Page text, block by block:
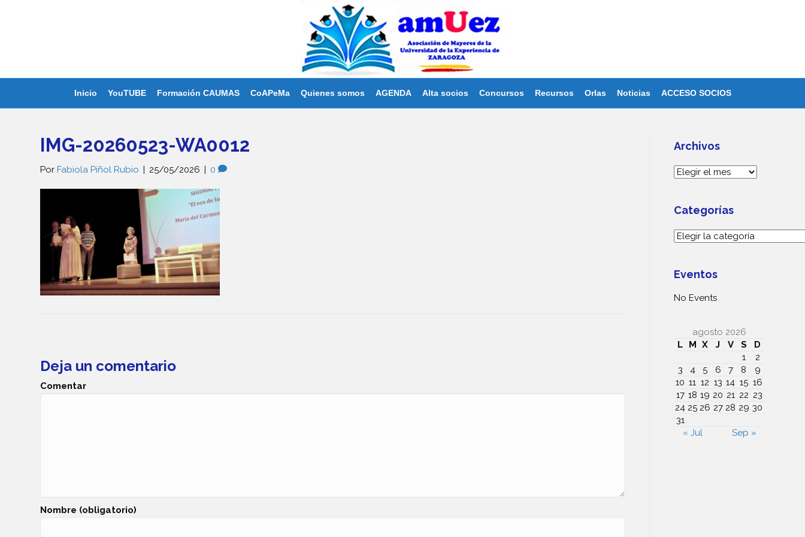
Inicio YouTUBE Formación CAUMAS CoAPeMa Quienes somos AGENDA Alta socios Concursos Recursos Orlas Noticias ACCESO SOCIOS
IMG-20260523-WA0012
Por Fabiola Piñol Rubio | 25/05/2026 | 0
Deja un comentario
Comentar
Nombre (obligatorio)
Archivos
Archivos
Categorías
Categorías
Eventos
No Events
agosto 2026
L
M X J V S
D
1
2
3
4 5 6 7 8
9
10 11 12 13 14 15 16
17 18 19 20 21 22 23
24 25 26 27 28 29 30
31
« Jul
Sep »